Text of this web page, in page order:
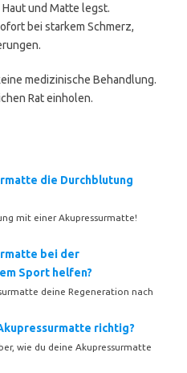
und Matte legst.
bei starkem Schmerz,
medizinische Behandlung.
Rat einholen.
die Durchblutung
mit einer Akupressurmatte!
bei der
Sport helfen?
deine Regeneration nach
richtig?
wie du deine Akupressurmatte